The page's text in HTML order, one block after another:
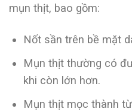
mụn thịt, bao gồm:
Nốt sần trên bề mặt
Mụn thịt thường có
khi còn lớn hơn.
Mụn thịt mọc thành